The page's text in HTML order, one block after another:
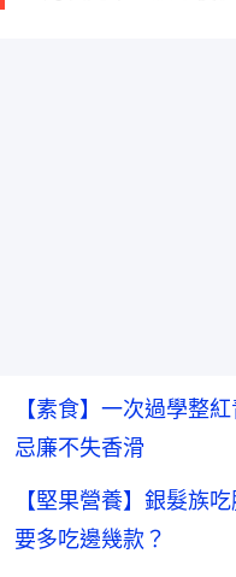
【素食】一次過學整
忌廉不失香滑
【堅果營養】銀髮族
要多吃邊幾款？